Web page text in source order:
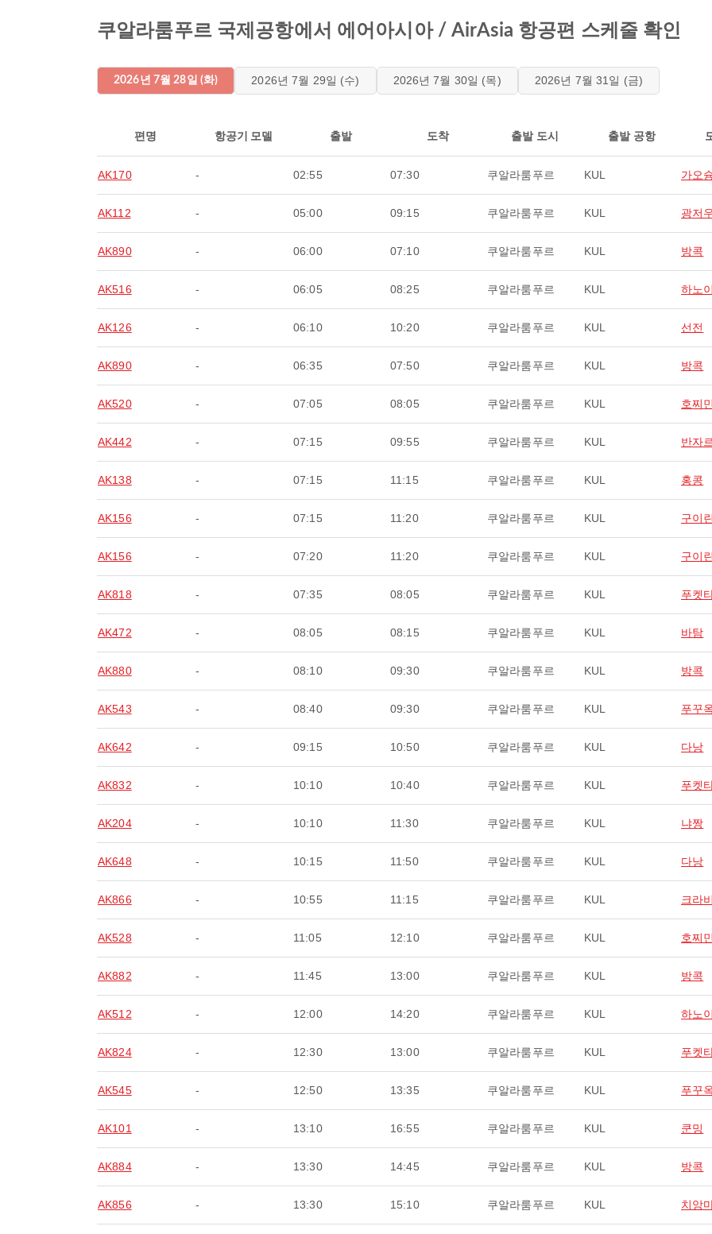
쿠알라룸푸르 국제공항에서 에어아시아 / AirAsia 항공편 스케줄 확인
2026년 7월 28일 (화) 2026년 7월 29일 (수) 2026년 7월 30일 (목) 2026년 7월 31일 (금)
편명 항공기 모델 출발 도착 출발 도시 출발 공항
AK170 - 02:55 07:30 쿠알라룸푸르 KUL 가오
AK112 - 05:00 09:15 쿠알라룸푸르 KUL 광저
AK890 - 06:00 07:10 쿠알라룸푸르 KUL 방콕
AK516 - 06:05 08:25 쿠알라룸푸르 KUL 하노이
AK126 - 06:10 10:20 쿠알라룸푸르 KUL 선전
AK890 - 06:35 07:50 쿠알라룸푸르 KUL 방콕
AK520 - 07:05 08:05 쿠알라룸푸르 KUL 호찌민
AK442 - 07:15 09:55 쿠알라룸푸르 KUL 반자
AK138 - 07:15 11:15 쿠알라룸푸르 KUL 홍콩
AK156 - 07:15 11:20 쿠알라룸푸르 KUL 구이린
AK156 - 07:20 11:20 쿠알라룸푸르 KUL 구이린
AK818 - 07:35 08:05 쿠알라룸푸르 KUL 푸켓
AK472 - 08:05 08:15 쿠알라룸푸르 KUL 바탐
AK880 - 08:10 09:30 쿠알라룸푸르 KUL 방콕
AK543 - 08:40 09:30 쿠알라룸푸르 KUL 푸꾸
AK642 - 09:15 10:50 쿠알라룸푸르 KUL 다낭
AK832 - 10:10 10:40 쿠알라룸푸르 KUL 푸켓
AK204 - 10:10 11:30 쿠알라룸푸르 KUL 냐짱
AK648 - 10:15 11:50 쿠알라룸푸르 KUL 다낭
AK866 - 10:55 11:15 쿠알라룸푸르 KUL 크라
AK528 - 11:05 12:10 쿠알라룸푸르 KUL 호찌민
AK882 - 11:45 13:00 쿠알라룸푸르 KUL 방콕
AK512 - 12:00 14:20 쿠알라룸푸르 KUL 하노이
AK824 - 12:30 13:00 쿠알라룸푸르 KUL 푸켓
AK545 - 12:50 13:35 쿠알라룸푸르 KUL 푸꾸
AK101 - 13:10 16:55 쿠알라룸푸르 KUL 쿤밍
AK884 - 13:30 14:45 쿠알라룸푸르 KUL 방콕
AK856 - 13:30 15:10 쿠알라룸푸르 KUL 치앙